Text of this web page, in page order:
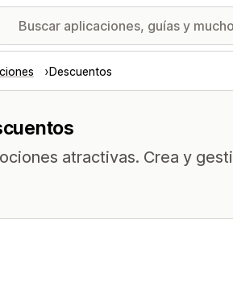
Descuentos
atractivas. Crea y